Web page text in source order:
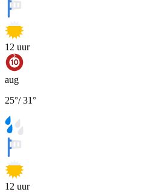
12 uur
aug
25°/31°
12 uur